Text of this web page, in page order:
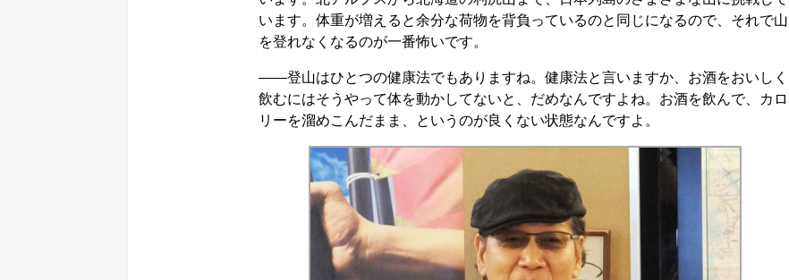
います。体重が増えると余分な荷物を背負っているのと同じになるので、それで山
を登れなくなるのが一番怖いです。
――登山はひとつの健康法でもありますね。健康法と言いますか、お酒をおいしく
飲むにはそうやって体を動かしてないと、だめなんですよね。お酒を飲んで、カロ
リーを溜めこんだまま、というのが良くない状態なんですよ。